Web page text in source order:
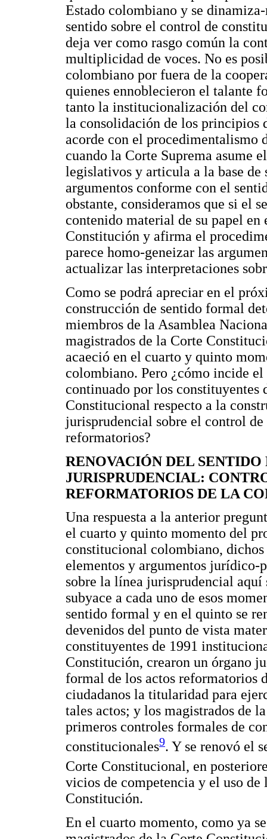
Estado colombiano y se
sentido sobre el control de
deja ver como rasgo común la
multiplicidad de voces. No es
colombiano por fuera de la
quienes ennoblecieron el talante
tanto la institucionalización del
la consolidación de los principios
acorde con el procedimentalismo
cuando la Corte Suprema asume
legislativos y articula a la base de
argumentos conforme con el
obstante, consideramos que si el
contenido material de su papel
Constitución y afirma el
parece homo-geneizar las
actualizar las interpretaciones
Como se podrá apreciar en el
construcción de sentido formal
miembros de la Asamblea
magistrados de la Corte
acaeció en el cuarto y quinto
colombiano. Pero ¿cómo incide
continuado por los constituyentes
Constitucional respecto a la
jurisprudencial sobre el control
reformatorios?
RENOVACIÓN DEL
JURISPRUDENCIAL:
REFORMATORIOS DE LA
Una respuesta a la anterior
el cuarto y quinto momento del
constitucional colombiano,
elementos y argumentos jurídico-
sobre la línea jurisprudencial
subyace a cada uno de esos
sentido formal y en el quinto se
devenidos del punto de vista
constituyentes de 1991
Constitución, crearon un órgano
formal de los actos reformatorios
ciudadanos la titularidad para
tales actos; y los magistrados de
primeros controles formales de
constitucionales9. Y se renovó el
Corte Constitucional, en
vicios de competencia y el uso
Constitución.
En el cuarto momento, como ya